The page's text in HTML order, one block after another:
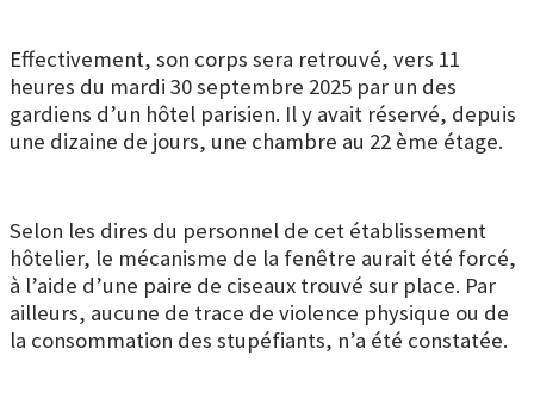
Effectivement, son corps sera retrouvé, vers 11
heures du mardi 30 septembre 2025 par un des
gardiens d’un hôtel parisien. Il y avait réservé, depuis
une dizaine de jours, une chambre au 22 ème étage.
Selon les dires du personnel de cet établissement
hôtelier, le mécanisme de la fenêtre aurait été forcé,
à l’aide d’une paire de ciseaux trouvé sur place. Par
ailleurs, aucune de trace de violence physique ou de
la consommation des stupéfiants, n’a été constatée.